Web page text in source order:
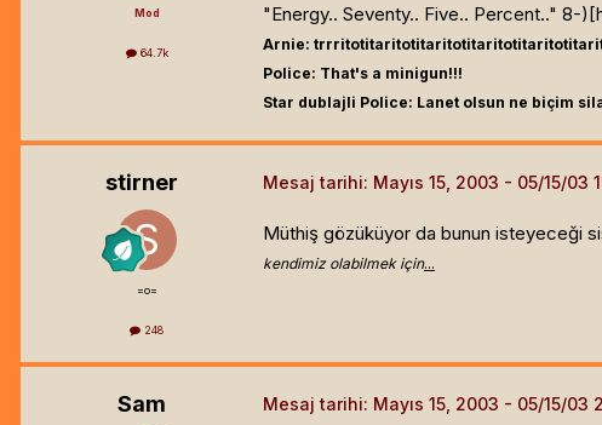
Mod
64.7k
"Energy.. Seventy.. Five.. Percent.." 8-
Arnie:
Police: That's a minigun!!!
Star dublajli Police: Lanet olsun ne biçim
stirner
=o=
248
Mesaj tarihi: Mayıs 15, 2003
Müthiş gözüküyor da bunun isteyeceği
kendimiz olabilmek için...
Sam Mesaj tarihi: Mayıs 15, 2003